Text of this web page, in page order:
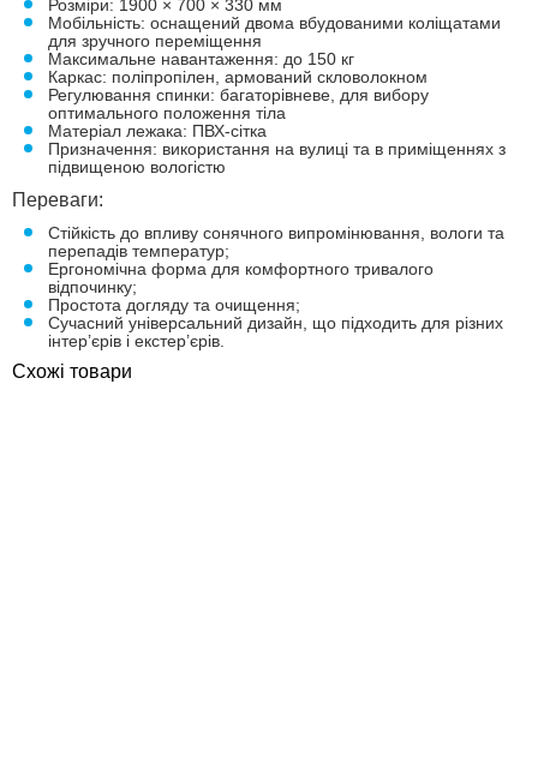
Розміри: 1900 × 700 × 330 мм
Мобільність: оснащений двома вбудованими коліщатами
для зручного переміщення
Максимальне навантаження: до 150 кг
Каркас: поліпропілен, армований скловолокном
Регулювання спинки: багаторівневе, для вибору
оптимального положення тіла
Матеріал лежака: ПВХ-сітка
Призначення: використання на вулиці та в приміщеннях з
підвищеною вологістю
Переваги:
Стійкість до впливу сонячного випромінювання, вологи та
перепадів температур;
Ергономічна форма для комфортного тривалого
відпочинку;
Простота догляду та очищення;
Сучасний універсальний дизайн, що підходить для різних
інтер’єрів і екстер’єрів.
Схожі товари